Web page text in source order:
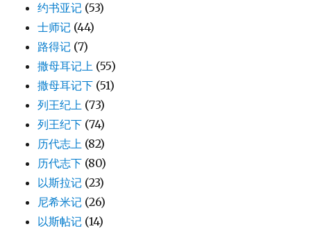
约书亚记 (53)
士师记 (44)
路得记 (7)
撒母耳记上 (55)
撒母耳记下 (51)
列王纪上 (73)
列王纪下 (74)
历代志上 (82)
历代志下 (80)
以斯拉记 (23)
尼希米记 (26)
以斯帖记 (14)